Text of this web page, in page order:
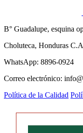
B° Guadalupe, esquina
Choluteca, Honduras
WhatsApp: 8896-0924
Correo electrónico:
Política de la Calidad